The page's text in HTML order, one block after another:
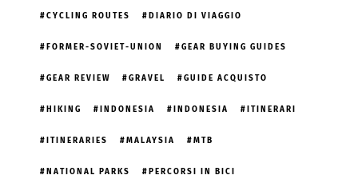
CYCLING ROUTES DIARIO DI VIAGGIO
FORMER-SOVIET-UNION GEAR BUYING GUIDES
GEAR REVIEW GRAVEL GUIDE ACQUISTO
HIKING INDONESIA INDONESIA ITINERARI
ITINERARIES MALAYSIA MTB
NATIONAL PARKS PERCORSI IN BICI